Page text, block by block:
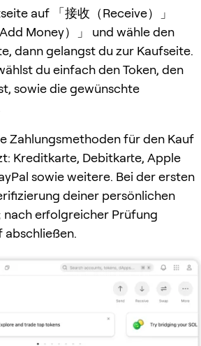
auf 「接收（Receive）」
Money）」 und wähle den
dann gelangst du zur Kaufseite.
du einfach den Token, den
sowie die gewünschte
Zahlungsmethoden für den Kauf
Kreditkarte, Debitkarte, Apple
sowie weitere. Bei der ersten
deiner persönlichen
erfolgreicher Prüfung
abschließen.